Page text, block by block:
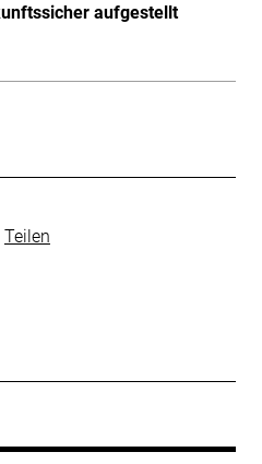
aufgestellt
Teilen